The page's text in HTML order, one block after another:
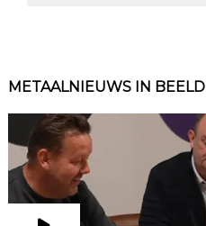
METAALNIEUWS IN BEELD